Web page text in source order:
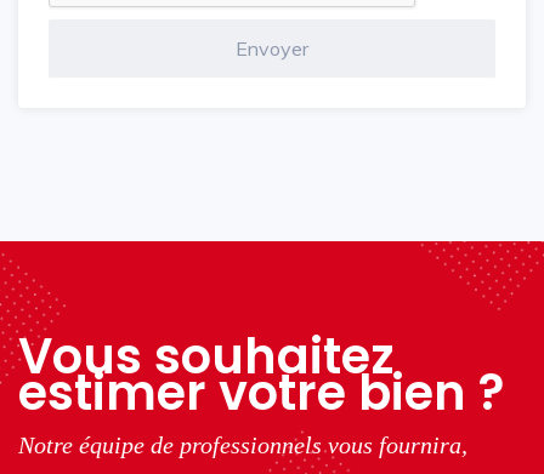
Vous souhaitez
estimer votre bien ?
Notre équipe de professionnels vous fournira,